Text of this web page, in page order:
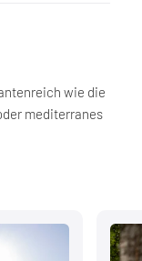
wie die
mediterranes